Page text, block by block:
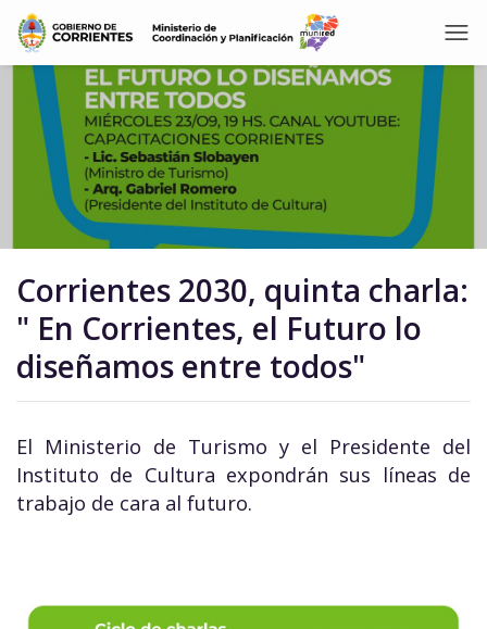
Corrientes 2030, quinta charla:
" En Corrientes, el Futuro lo
diseñamos entre todos"
El Ministerio de Turismo y el Presidente del
Instituto de Cultura expondrán sus líneas de
trabajo de cara al futuro.